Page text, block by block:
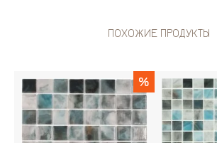
ПОХОЖИЕ ПРОДУКТЫ
%